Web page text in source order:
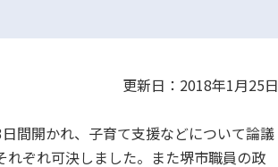
更新日：2018年1月25日
間開かれ、子育て支援などについて論議
ぞれ可決しました。また堺市職員の政